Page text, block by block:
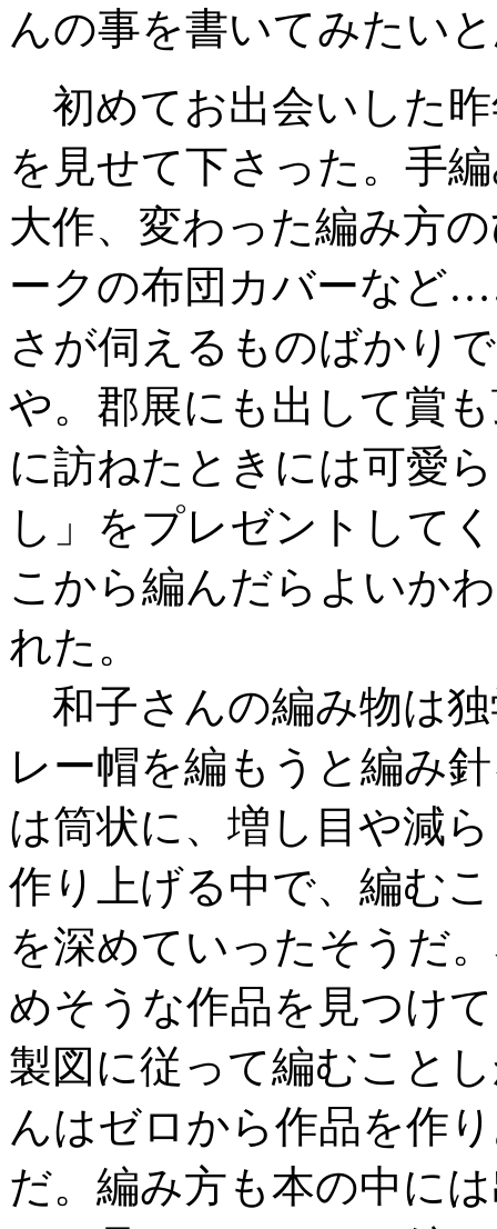
んの事を書いてみたい
初めてお出会いした昨
を見せて下さった。手
大作、変わった編み方
ークの布団カバーなど
さが伺えるものばかり
や。郡展にも出して賞
に訪ねたときには可愛
し」をプレゼントして
こから編んだらよいか
れた。
和子さんの編み物は
レー帽を編もうと編み
は筒状に、増し目や減
作り上げる中で、編む
を深めていったそうだ
めそうな作品を見つけ
製図に従って編むこと
んはゼロから作品を作
だ。編み方も本の中に